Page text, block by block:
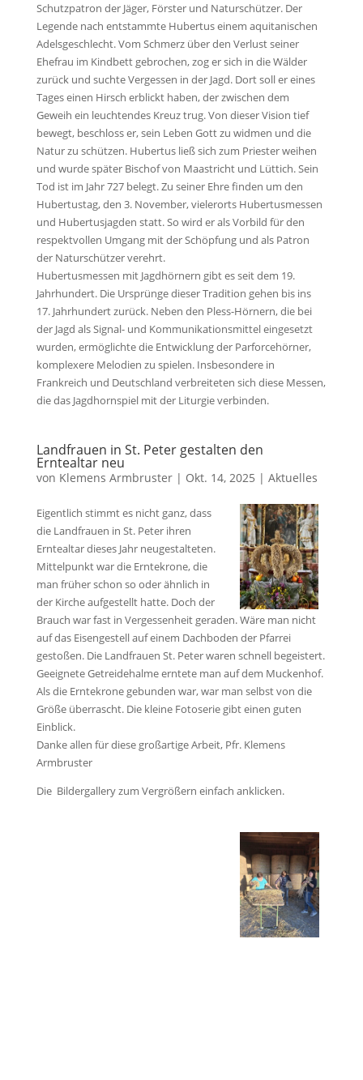
Schutzpatron der Jäger, Förster und Naturschützer. Der
Legende nach entstammte Hubertus einem aquitanischen
Adelsgeschlecht. Vom Schmerz über den Verlust seiner
Ehefrau im Kindbett gebrochen, zog er sich in die Wälder
zurück und suchte Vergessen in der Jagd. Dort soll er eines
Tages einen Hirsch erblickt haben, der zwischen dem
Geweih ein leuchtendes Kreuz trug. Von dieser Vision tief
bewegt, beschloss er, sein Leben Gott zu widmen und die
Natur zu schützen. Hubertus ließ sich zum Priester weihen
und wurde später Bischof von Maastricht und Lüttich. Sein
Tod ist im Jahr 727 belegt. Zu seiner Ehre finden um den
Hubertustag, den 3. November, vielerorts Hubertusmessen
und Hubertusjagden statt. So wird er als Vorbild für den
respektvollen Umgang mit der Schöpfung und als Patron
der Naturschützer verehrt.
Hubertusmessen mit Jagdhörnern gibt es seit dem 19.
Jahrhundert. Die Ursprünge dieser Tradition gehen bis ins
17. Jahrhundert zurück. Neben den Pless-Hörnern, die bei
der Jagd als Signal- und Kommunikationsmittel eingesetzt
wurden, ermöglichte die Entwicklung der Parforcehörner,
komplexere Melodien zu spielen. Insbesondere in
Frankreich und Deutschland verbreiteten sich diese Messen,
die das Jagdhornspiel mit der Liturgie verbinden.
Landfrauen in St. Peter gestalten den
Erntealtar neu
von Klemens Armbruster| Okt. 14, 2025 | Aktuelles
Eigentlich stimmt es nicht ganz, dass
die Landfrauen in St. Peter ihren
Erntealtar dieses Jahr neugestalteten.
Mittelpunkt war die Erntekrone, die
man früher schon so oder ähnlich in
der Kirche aufgestellt hatte. Doch der
Brauch war fast in Vergessenheit geraden. Wäre man nicht
auf das Eisengestell auf einem Dachboden der Pfarrei
gestoßen. Die Landfrauen St. Peter waren schnell begeistert.
Geeignete Getreidehalme erntete man auf dem Muckenhof.
Als die Erntekrone gebunden war, war man selbst von die
Größe überrascht. Die kleine Fotoserie gibt einen guten
Einblick.
Danke allen für diese großartige Arbeit, Pfr. Klemens
Armbruster
Die Bildergallery zum Vergrößern einfach anklicken.